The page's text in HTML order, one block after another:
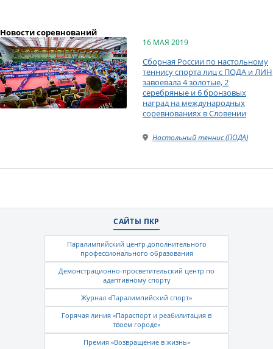
Новости соревнований
16 МАЯ 2019
Сборная России по настольному
теннису спорта лиц с ПОДА и ЛИН
завоевала 4 золотые, 2
серебряные и 6 бронзовых
наград на международных
соревнованиях в Словении
Настольный теннис (ПОДА)
САЙТЫ ПКР
Паралимпийский центр дополнительного
профессионального образования
Демонстрационно-просветительский центр по
адаптивному спорту
Журнал «Паралимпийский спорт»
Горячая линия «Параспорт и реабилитация в
твоем городе»
Премия «Возвращение в жизнь»